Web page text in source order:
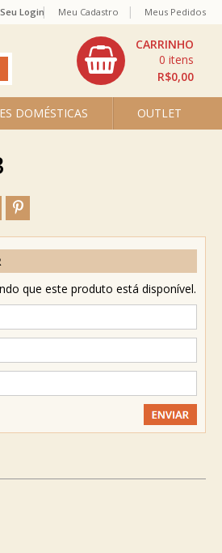
Login
DOMÉSTICAS OUTLET
R$0,00
0
Meu Cadastro Meus Pedidos
que este produto está disponível.